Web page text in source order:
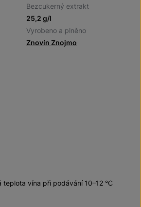
Bezcukerný extrakt
25,2 g/l
Vyrobeno a plněno
Znovín Znojmo
teplota vína při podávání 10–12 °C